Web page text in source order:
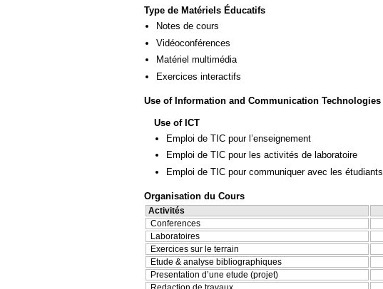
Type de Matériels Éducatifs
Notes de cours
Vidéoconférences
Matériel multimédia
Exercices interactifs
Use of Information and Communication Technologies
Use of ICT
Emploi de TIC pour l’enseignement
Emploi de TIC pour les activités de laboratoire
Emploi de TIC pour communiquer avec les étudiants
Organisation du Cours
Activités
Conferences
Laboratoires
Exercices sur le terrain
Etude & analyse bibliographiques
Presentation d’une etude (projet)